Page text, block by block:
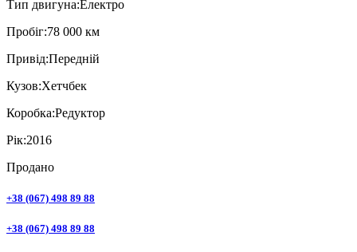
Тип двигуна:Електро
Пробiг:78 000 км
Привiд:Передній
Кузов:Хетчбек
Коробка:Редуктор
Рік:2016
Продано
+38 (067) 498 89 88
+38 (067) 498 89 88